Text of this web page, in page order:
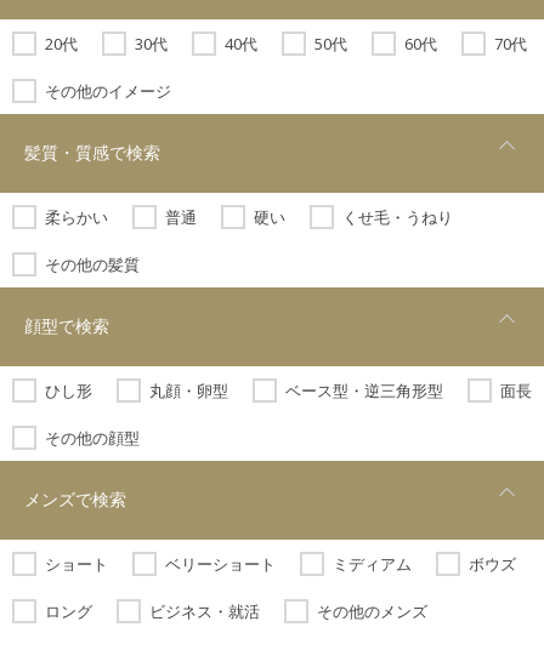
20代 30代 40代 50代 60代 70代
その他のイメージ
髪質・質感で検索
柔らかい 普通 硬い くせ毛・うねり
その他の髪質
顔型で検索
ひし形 丸顔・卵型 ベース型・逆三角形型 面長
その他の顔型
メンズで検索
ショート ベリーショート ミディアム ボウズ
ロング ビジネス・就活 その他のメンズ